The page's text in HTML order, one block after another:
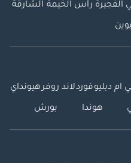
الفجيرة رأس الخيمة الشارقة
ام دبليوفوردلاند روفرهيونداي
هوندا بورش